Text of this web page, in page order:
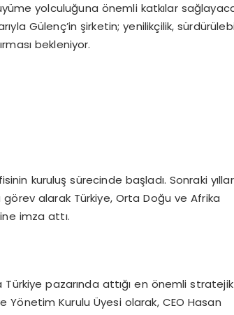
yolculuğuna önemli katkılar
Gülenç’in şirketin; yenilikçilik,
bekleniyor.
kuruluş sürecinde başladı. Sonraki
görev alarak Türkiye, Orta Doğu ve Afrika
imza attı.
Türkiye pazarında attığı en önemli stratejik
Yönetim Kurulu Üyesi olarak, CEO Hasan